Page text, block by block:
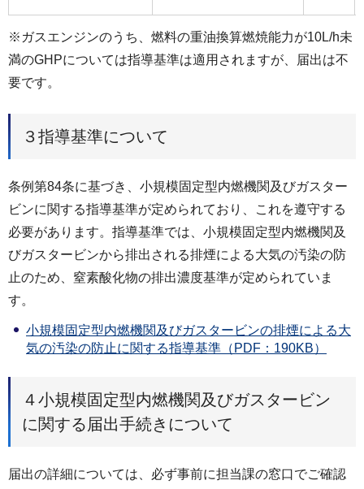
※ガスエンジンのうち、燃料の重油換算燃焼能力が10L/h未
満のGHPについては指導基準は適用されますが、届出は不
要です。
３指導基準について
条例第84条に基づき、小規模固定型内燃機関及びガスター
ビンに関する指導基準が定められており、これを遵守する
必要があります。指導基準では、小規模固定型内燃機関及
びガスタービンから排出される排煙による大気の汚染の防
止のため、窒素酸化物の排出濃度基準が定められていま
す。
小規模固定型内燃機関及びガスタービンの排煙による大
気の汚染の防止に関する指導基準（PDF：190KB）
４小規模固定型内燃機関及びガスタービン
に関する届出手続きについて
届出の詳細については、必ず事前に担当課の窓口でご確認